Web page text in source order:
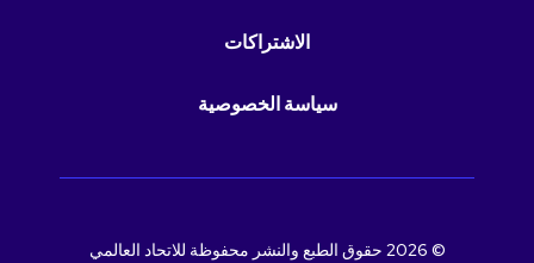
الاشتراكات
سياسة الخصوصية
© 2026 حقوق الطبع والنشر محفوظة للاتحاد العالمي